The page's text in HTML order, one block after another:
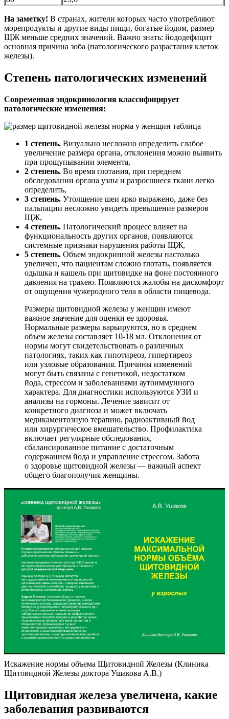
На заметку! В странах, жители которых часто употребляют
морепродукты и другие виды пищи, богатые йодом, размер
ЩЖ меньше средних значений. Важно знать: йододефицит
основная причина зоба (патологического разрастания клеток
железы).
Степень патологических изменений
Современная эндокринология классифицирует
патологические изменения:
1 степень. Визуально несложно определить слабое
увеличение размера органа, отклонения можно выявить
при прощупывании элемента,
2 степень. Во время глотания, при переднем
обследовании органа узлы и разросшиеся ткани легко
определить,
3 степень. Утолщение шеи ярко выражено, даже без
пальпации несложно увидеть превышение размеров
ЩЖ,
4 степень. Патологический процесс влияет на
функциональность других органов, появляются
системные признаки нарушения работы ЩЖ,
5 степень. Объем эндокринной железы настолько
увеличен, что пациентам сложно глотать, появляется
одышка и кашель при щитовидке на фоне постоянного
давления на трахею. Появляются жалобы на дискомфорт
от ощущения чужеродного тела в области пищевода.
Размеры щитовидной железы у женщин имеют
важное значение для оценки ее здоровья.
Нормальные размеры варьируются, но в среднем
объем железы составляет 10-18 мл. Отклонения от
нормы могут свидетельствовать о различных
патологиях, таких как гипотиреоз, гипертиреоз
или узловые образования. Причины изменений
могут быть связаны с генетикой, недостатком
йода, стрессом и заболеваниями аутоиммунного
характера. Для диагностики используются УЗИ и
анализы на гормоны. Лечение зависит от
конкретного диагноза и может включать
медикаментозную терапию, радиоактивный йод
или хирургическое вмешательство. Профилактика
включает регулярные обследования,
сбалансированное питание с достаточным
содержанием йода и управление стрессом. Забота
о здоровье щитовидной железы — важный аспект
общего благополучия женщины.
Искажение нормы объема Щитовидной Железы (Клиника
Щитовидной Железы доктора Ушакова А.В.)
Щитовидная железа увеличена, какие
заболевания развиваются